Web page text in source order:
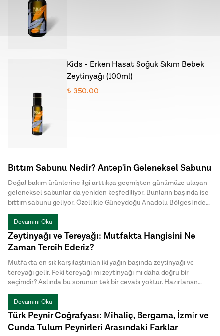
Kids - Erken Hasat Soğuk Sıkım Bebek
Zeytinyağı (100ml)
₺ 350.00
Bıttım Sabunu Nedir? Antep'in Geleneksel Sabunu
Doğal bakım ürünlerine ilgi arttıkça geçmişten günümüze ulaşan
geleneksel sabunlar da yeniden keşfediliyor. Bunların başında ise
bıttım sabunu geliyor. Özellikle Güneydoğu Anadolu Bölgesi'nde
uzun yıllardır üretilen bu özel sabun, doğal içeriği ve sade üretim
yöntemiyle dikkat çekiyor. Halk arasında menengiç sabunu ya da
Antep sabunu olarak da bilinen bıttım sabunu, kimyasal
katkılardan uzak , hem cilt hem de saç bakımında tercih edilen
geleneksel sabunlar arasında yer alıyor.
Devamını Oku
Zeytinyağı ve Tereyağı: Mutfakta Hangisini Ne
Zaman Tercih Ederiz?
Mutfakta en sık karşılaştırılan iki yağın başında zeytinyağı ve
tereyağı gelir. Peki tereyağı mı zeytinyağı mı daha doğru bir
seçimdir? Aslında bu sorunun tek bir cevabı yoktur. Hazırlanan
yemeğin türü, istenen aroma ve pişirme yöntemi, hangi yağın
daha uygun olduğunu belirler.
Devamını Oku
Türk Peynir Coğrafyası: Mihaliç, Bergama, İzmir ve
Cunda Tulum Peynirleri Arasındaki Farklar